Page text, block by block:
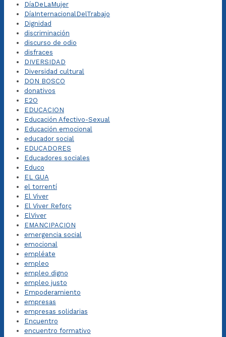
DíaDeLaMujer
DíaInternacionalDelTrabajo
Dignidad
discriminación
discurso de odio
disfraces
DIVERSIDAD
Diversidad cultural
DON BOSCO
donativos
E2O
EDUCACION
Educación Afectivo-Sexual
Educación emocional
educador social
EDUCADORES
Educadores sociales
Educo
EL GUA
el torrentí
El Viver
El Viver Reforç
ElViver
EMANCIPACION
emergencia social
emocional
empléate
empleo
empleo digno
empleo justo
Empoderamiento
empresas
empresas solidarias
Encuentro
encuentro formativo